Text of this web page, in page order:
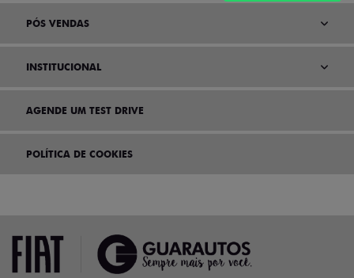
PÓS VENDAS
INSTITUCIONAL
AGENDE UM TEST DRIVE
POLÍTICA DE COOKIES